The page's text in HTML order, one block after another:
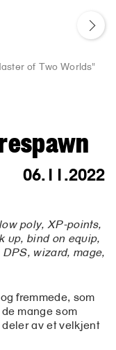
of Two Worlds"
06.11.2022
poly, XP-points,
up, bind on equip,
wizard, mage,
fremmede, som
mange som
av et velkjent